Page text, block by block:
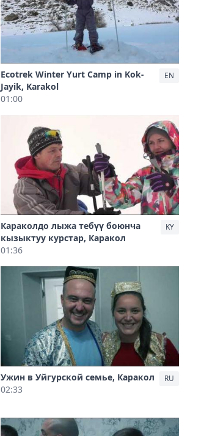
Ecotrek Winter Yurt Camp in Kok-
Jayik, Karakol
01:00
EN
Караколдо лыжа тебүү боюнча
кызыктуу курстар, Каракол
01:36
KY
Ужин в Уйгурской семье, Каракол
02:33
RU